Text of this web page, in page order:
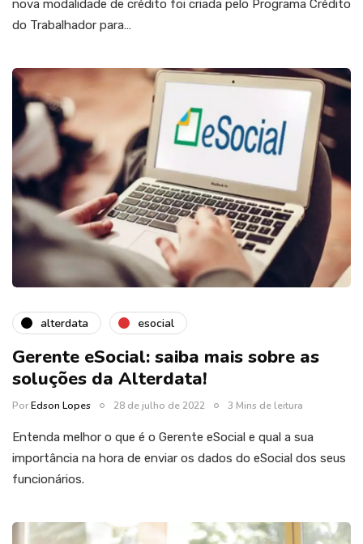
nova modalidade de crédito foi criada pelo Programa Crédito
do Trabalhador para…
alterdata esocial
Gerente eSocial: saiba mais sobre as
soluções da Alterdata!
PorEdson Lopes 28 de julho de 2022 3 Mins de leitura
Entenda melhor o que é o Gerente eSocial e qual a sua
importância na hora de enviar os dados do eSocial dos seus
funcionários.